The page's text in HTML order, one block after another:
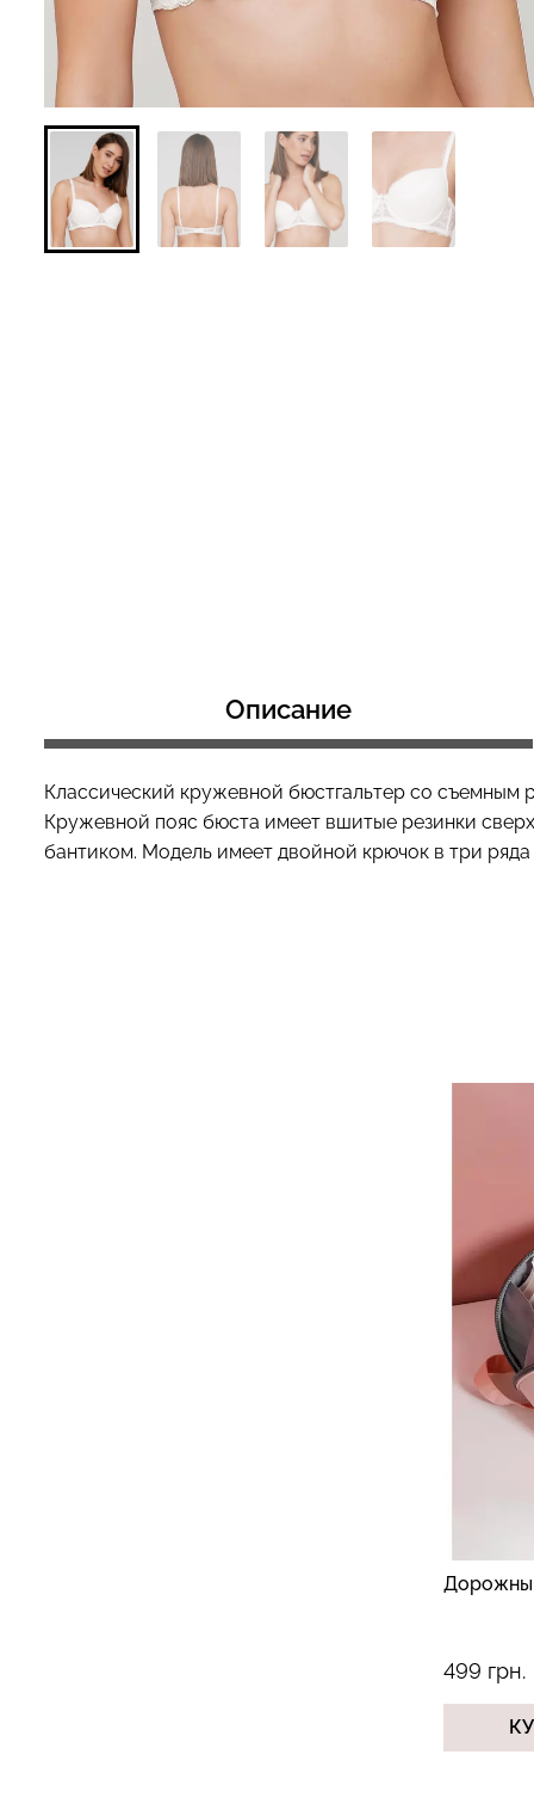
Описание
Классический кружевной бюстгальтер со
Кружевной пояс бюста имеет вшитые резинки
бантиком. Модель имеет двойной крючок в три
499 грн.